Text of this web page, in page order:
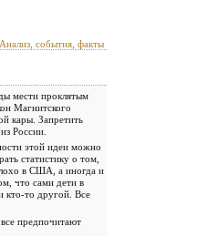
Анализ, события, факты
мести проклятым
Магнитского
кары. Запретить
России.
этой идеи можно
статистику о том,
в США, а иногда и
что сами дети в
кто-то другой. Все
предпочитают